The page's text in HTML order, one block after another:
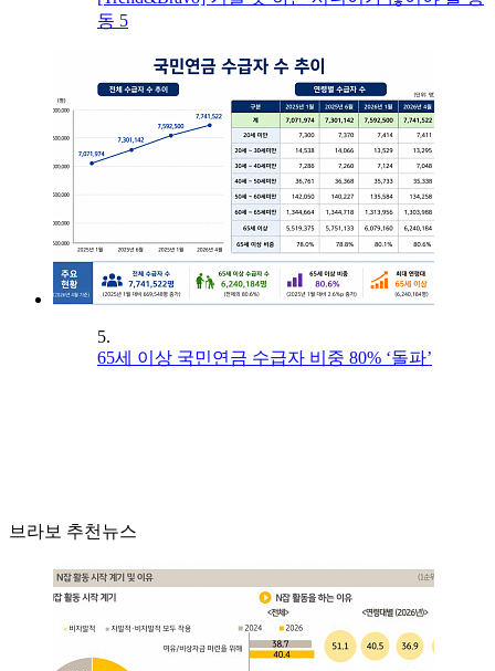
동 5
5.
65세 이상 국민연금 수급자 비중 80% ‘돌파’
브라보 추천뉴스